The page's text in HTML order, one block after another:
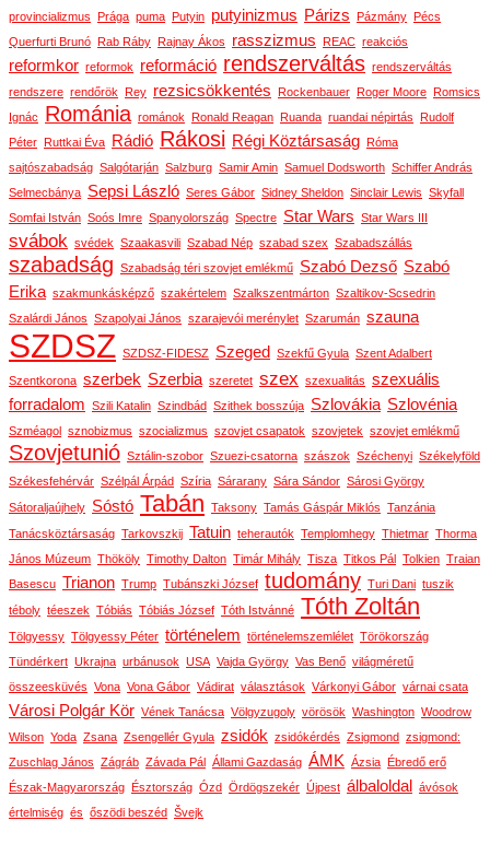
provincializmus Prága puma Putyin putyinizmus Párizs Pázmány Pécs
Querfurti Brunó Rab Ráby Rajnay Ákos rasszizmus REAC reakciós
reformkor reformok reformáció rendszerváltás rendszerváltás
rendszere rendőrök Rey rezsicsökkentés Rockenbauer Roger Moore Romsics
Ignác
Románia románok Ronald Reagan Ruanda ruandai népirtás Rudolf
Péter Ruttkai Éva Rádió Rákosi Régi Köztársaság Róma
sajtószabadság Salgótarján Salzburg Samir Amin Samuel Dodsworth Schiffer András
Selmecbánya Sepsi László Seres Gábor Sidney Sheldon Sinclair Lewis Skyfall
Somfai István Soós Imre Spanyolország Spectre Star Wars Star Wars III
svábok svédek Szaakasvili Szabad Nép szabad szex Szabadszállás
szabadság Szabadság téri szovjet emlékmű Szabó Dezső Szabó
Erika szakmunkásképző szakértelem Szalkszentmárton Szaltikov-Scsedrin
Szalárdi János Szapolyai János szarajevói merénylet Szarumán szauna
SZDSZ SZDSZ-FIDESZ Szeged Szekfű Gyula Szent Adalbert
Szentkorona szerbek Szerbia szeretet szex szexualitás szexuális
forradalom Szili Katalin Szindbád Szithek bosszúja Szlovákia Szlovénia
Szméagol sznobizmus szocializmus szovjet csapatok szovjetek szovjet emlékmű
Szovjetunió Sztálin-szobor Szuezi-csatorna szászok Széchenyi Székelyföld
Székesfehérvár Szélpál Árpád Szíria Sárarany Sára Sándor Sárosi György
Sátoraljaújhely Sóstó Tabán Taksony Tamás Gáspár Miklós Tanzánia
Tanácsköztársaság Tarkovszkij Tatuin teherautók Templomhegy Thietmar Thorma
János Múzeum Thököly Timothy Dalton Timár Mihály Tisza Titkos Pál Tolkien Traian
Basescu Trianon Trump Tubánszki József tudomány Turi Dani tuszik
téboly téeszek Tóbiás Tóbiás József Tóth Istvánné Tóth Zoltán
Tölgyessy Tölgyessy Péter történelem történelemszemlélet Törökország
Tündérkert Ukrajna urbánusok USA Vajda György Vas Benő világméretű
összeesküvés Vona Vona Gábor Vádirat választások Várkonyi Gábor várnai csata
Városi Polgár Kör Vének Tanácsa Völgyzugoly vörösök Washington Woodrow
Wilson Yoda Zsana Zsengellér Gyula zsidók zsidókérdés Zsigmond zsigmond:
Zuschlag János Zágráb Závada Pál Állami Gazdaság ÁMK Ázsia Ébredő erő
Észak-Magyarország Észtország Ózd Ördögszekér Újpest álbaloldal
ávósok
értelmiség és őszödi beszéd Švejk